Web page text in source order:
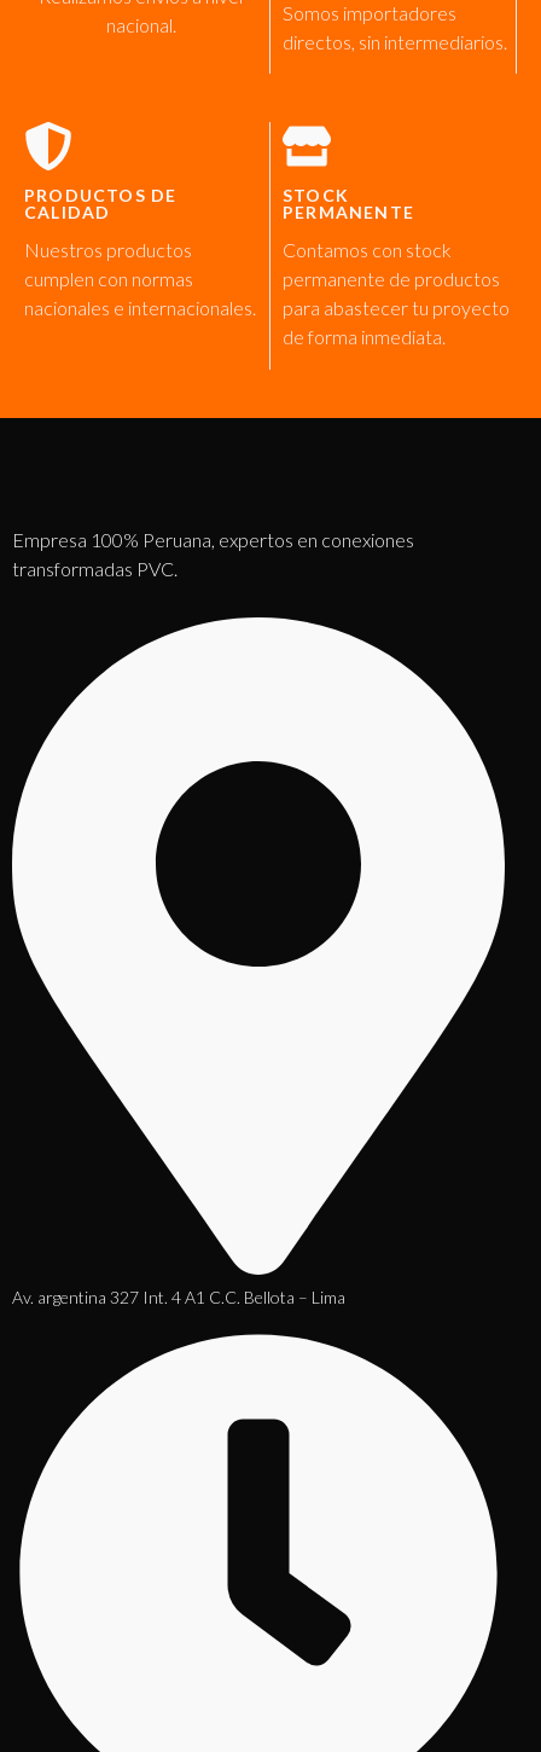
nacional.
Somos importadores
directos, sin intermediarios.
PRODUCTOS DE
CALIDAD
Nuestros productos
cumplen con normas
nacionales e internacionales.
STOCK
PERMANENTE
Contamos con stock
permanente de productos
para abastecer tu proyecto
de forma inmediata.
Empresa 100% Peruana, expertos en conexiones
transformadas PVC.
Av. argentina 327 Int. 4 A1 C.C. Bellota – Lima